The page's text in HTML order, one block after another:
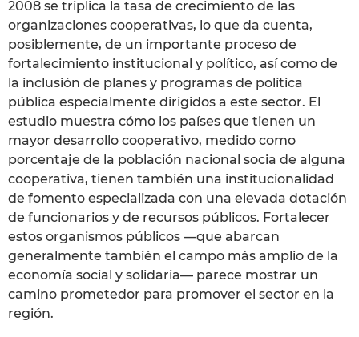
2008 se triplica la tasa de crecimiento de las
organizaciones cooperativas, lo que da cuenta,
posiblemente, de un importante proceso de
fortalecimiento institucional y político, así como de
la inclusión de planes y programas de política
pública especialmente dirigidos a este sector. El
estudio muestra cómo los países que tienen un
mayor desarrollo cooperativo, medido como
porcentaje de la población nacional socia de alguna
cooperativa, tienen también una institucionalidad
de fomento especializada con una elevada dotación
de funcionarios y de recursos públicos. Fortalecer
estos organismos públicos —que abarcan
generalmente también el campo más amplio de la
economía social y solidaria— parece mostrar un
camino prometedor para promover el sector en la
región.